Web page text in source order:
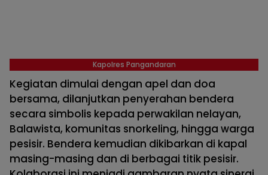
Kapolres Pangandaran
Kegiatan dimulai dengan apel dan doa
bersama, dilanjutkan penyerahan bendera
secara simbolis kepada perwakilan nelayan,
Balawista, komunitas snorkeling, hingga warga
pesisir. Bendera kemudian dikibarkan di kapal
masing-masing dan di berbagai titik pesisir.